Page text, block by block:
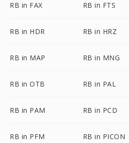
RB in FAX RB in FTS
RB in HDR RB in HRZ
RB in MAP RB in MNG
RB in OTB RB in PAL
RB in PAM RB in PCD
RB in PFM RB in PICON